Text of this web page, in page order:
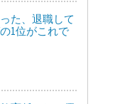
た、退職して
1位がこれで